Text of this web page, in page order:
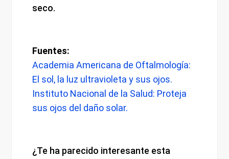
seco.
Fuentes:
Academia Americana de Oftalmología:
El sol, la luz ultravioleta y sus ojos.
Instituto Nacional de la Salud: Proteja
sus ojos del daño solar.
¿Te ha parecido interesante esta